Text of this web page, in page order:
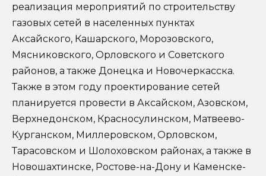
реализация мероприятий по строительству
газовых сетей в населенных пунктах
Аксайского, Кашарского, Морозовского,
Мясниковского, Орловского и Советского
районов, а также Донецка и Новочеркасска.
Также в этом году проектирование сетей
планируется провести в Аксайском, Азовском,
Верхнедонском, Красносулинском, Матвеево-
Курганском, Миллеровском, Орловском,
Тарасовском и Шолоховском районах, а также в
Новошахтинске, Ростове-на-Дону и Каменске-